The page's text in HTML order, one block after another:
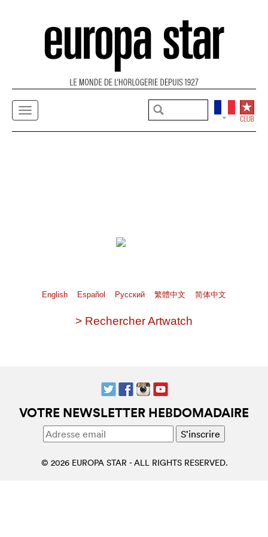
English Español Pусский 繁體中文 简体中文
> Rechercher Artwatch
VOTRE NEWSLETTER HEBDOMADAIRE
© 2026 EUROPA STAR - ALL RIGHTS RESERVED.